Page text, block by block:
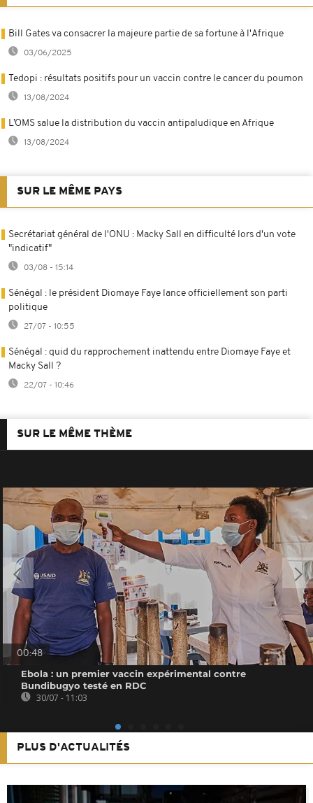
Bill Gates va consacrer la majeure partie de sa fortune à l'Afrique
03/06/2025
Tedopi : résultats positifs pour un vaccin contre le cancer du poumon
13/08/2024
L’OMS salue la distribution du vaccin antipaludique en Afrique
13/08/2024
SUR LE MÊME PAYS
Secrétariat général de l'ONU : Macky Sall en difficulté lors d'un vote
"indicatif"
03/08 - 15:14
Sénégal : le président Diomaye Faye lance officiellement son parti
politique
27/07 - 10:55
Sénégal : quid du rapprochement inattendu entre Diomaye Faye et
Macky Sall ?
22/07 - 10:46
SUR LE MÊME THÈME
00:48
Ebola : un premier vaccin expérimental contre
Bundibugyo testé en RDC
30/07 - 11:03
PLUS D'ACTUALITÉS